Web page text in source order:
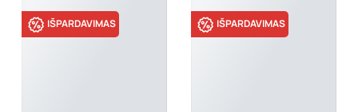
IŠPARDAVIMAS IŠPARDAVIMAS